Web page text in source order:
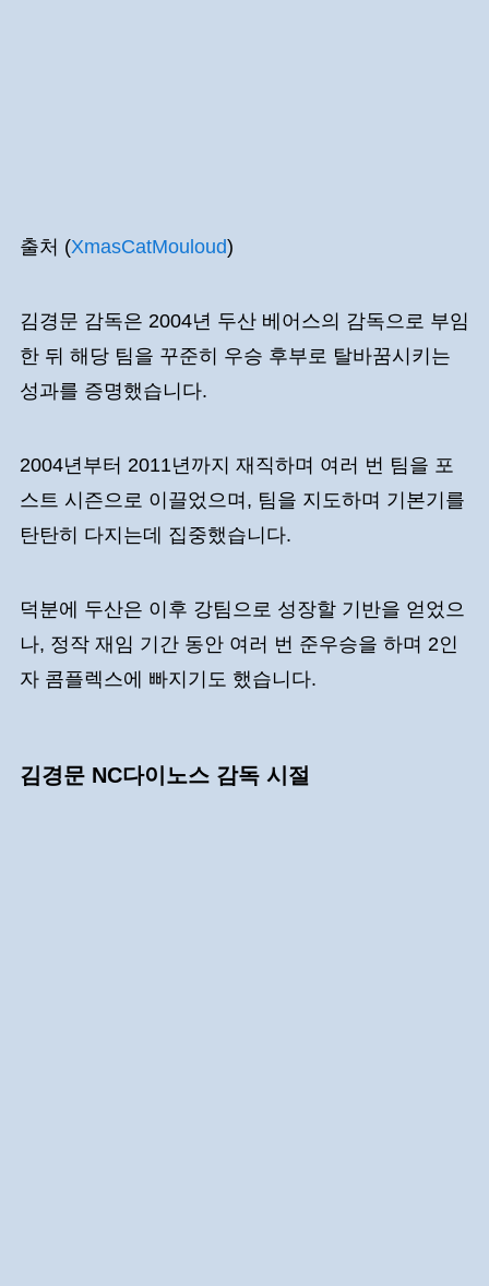
출처 (XmasCatMouloud)
김경문 감독은 2004년 두산 베어스의 감독으로 부임
한 뒤 해당 팀을 꾸준히 우승 후부로 탈바꿈시키는
성과를 증명했습니다.
2004년부터 2011년까지 재직하며 여러 번 팀을 포
스트 시즌으로 이끌었으며, 팀을 지도하며 기본기를
탄탄히 다지는데 집중했습니다.
덕분에 두산은 이후 강팀으로 성장할 기반을 얻었으
나, 정작 재임 기간 동안 여러 번 준우승을 하며 2인
자 콤플렉스에 빠지기도 했습니다.
김경문 NC다이노스 감독 시절